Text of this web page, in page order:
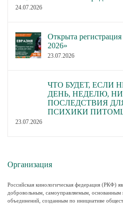
24.07.2026
Открыта
2026»
23.07.2026
ЧТО БУДЕТ, ЕСЛИ
ДЕНЬ, НЕДЕЛЮ,
ПОСЛЕДСТВИЯ
ПСИХИКИ
23.07.2026
Организация
Российская кинологическая федерация (РКФ)
добровольным, самоуправляемым, основанным
объединений, созданным по инициативе